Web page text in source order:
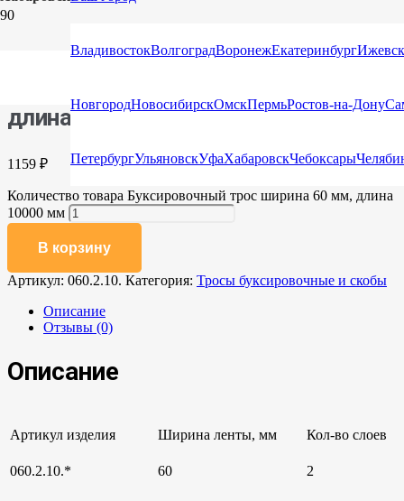
ВладивостокВолгоградВоронежЕкатеринбургИжевск
НовгородНовосибирскОмскПермьРостов-на-Дону
ПетербургУльяновскУфаХабаровскЧебоксары
/ Буксировочный трос ширина 60 мм, длина 10000 мм
длина 10000 мм
1159 ₽
Количество товара Буксировочный трос ширина 60 мм, длина
10000 мм
В корзину
Артикул: 060.2.10. Категория: Тросы буксировочные и скобы
Описание
Отзывы (0)
Описание
Артикул изделия Ширина ленты, мм Кол-во слоев
060.2.10.* 60 2